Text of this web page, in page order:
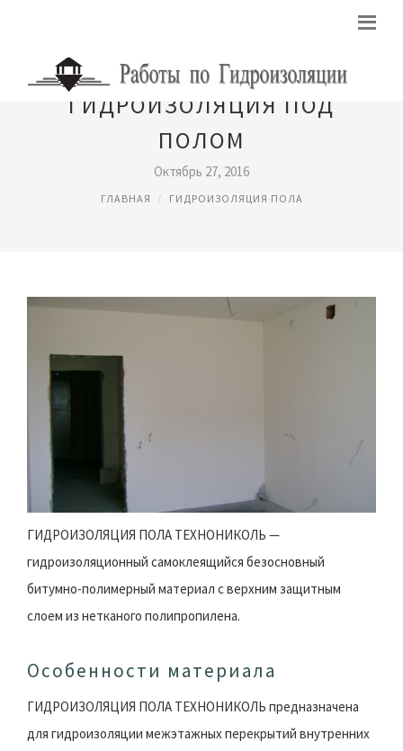
ГИДРОИЗОЛЯЦИЯ ПОД
ПОЛОМ
Октябрь 27, 2016
ГЛАВНАЯ ГИДРОИЗОЛЯЦИЯ ПОЛА
ГИДРОИЗОЛЯЦИЯ ПОЛА ТЕХНОНИКОЛЬ —
гидроизоляционный самоклеящийся безосновный
битумно-полимерный материал с верхним защитным
слоем из нетканого полипропилена.
Особенности материала
ГИДРОИЗОЛЯЦИЯ ПОЛА ТЕХНОНИКОЛЬ предназначена
для гидроизоляции межэтажных перекрытий внутренних